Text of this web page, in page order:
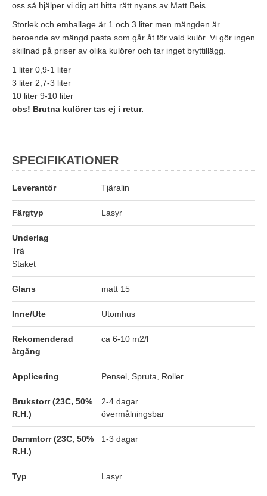
oss så hjälper vi dig att hitta rätt nyans av Matt Beis.
Storlek och emballage är 1 och 3 liter men mängden är
beroende av mängd pasta som går åt för vald kulör. Vi gör ingen
skillnad på priser av olika kulörer och tar inget bryttillägg.
1 liter 0,9-1 liter
3 liter 2,7-3 liter
10 liter 9-10 liter
obs! Brutna kulörer tas ej i retur.
SPECIFIKATIONER
Leverantör Tjäralin
Färgtyp Lasyr
Underlag
Trä
Staket
Glans matt 15
Inne/Ute Utomhus
Rekomenderad
åtgång
ca 6-10 m2/l
Applicering Pensel, Spruta, Roller
Brukstorr (23C, 50%
R.H.)
2-4 dagar
övermålningsbar
Dammtorr (23C, 50%
R.H.)
1-3 dagar
Typ Lasyr